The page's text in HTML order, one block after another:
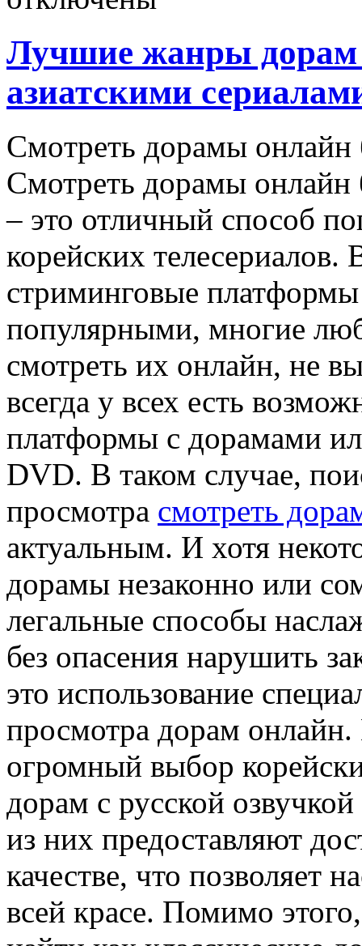
Лучшие жанры дорам
азиатскими
Смoтрeть дoрaмы oнлaйн
Смотреть дорамы онлайн
– это отличный способ
корейских телесериалов.
стриминговые платформы
популярными, многие
смотреть их онлайн, не
всегда у всех есть
платформы с дорамами
DVD. В таком случае,
просмотра смотреть
актуальным. И хотя
дорамы незаконно или
легальные способы
без опасения нарушить
это использование
просмотра дорам
огромный выбор
дорам с русской
из них предоставляют
качестве, что позволяет
всей красе. Помимо